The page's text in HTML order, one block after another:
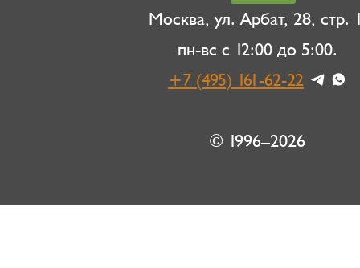
Москва, ул. Арбат, 28, стр.
пн-вс с 12:00 до 5:00.
+7 (495) 161-62-22
© 1996–2026